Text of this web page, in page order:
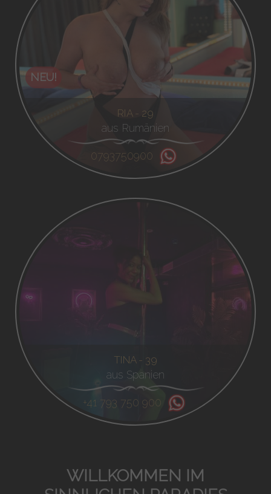
NEU!
RIA - 29
aus Rumänien
0793750900
TINA - 39
aus Spanien
+41 793 750 900
WILLKOMMEN IM